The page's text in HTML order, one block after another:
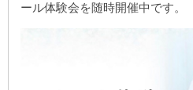
ール体験会を随時開催中です。